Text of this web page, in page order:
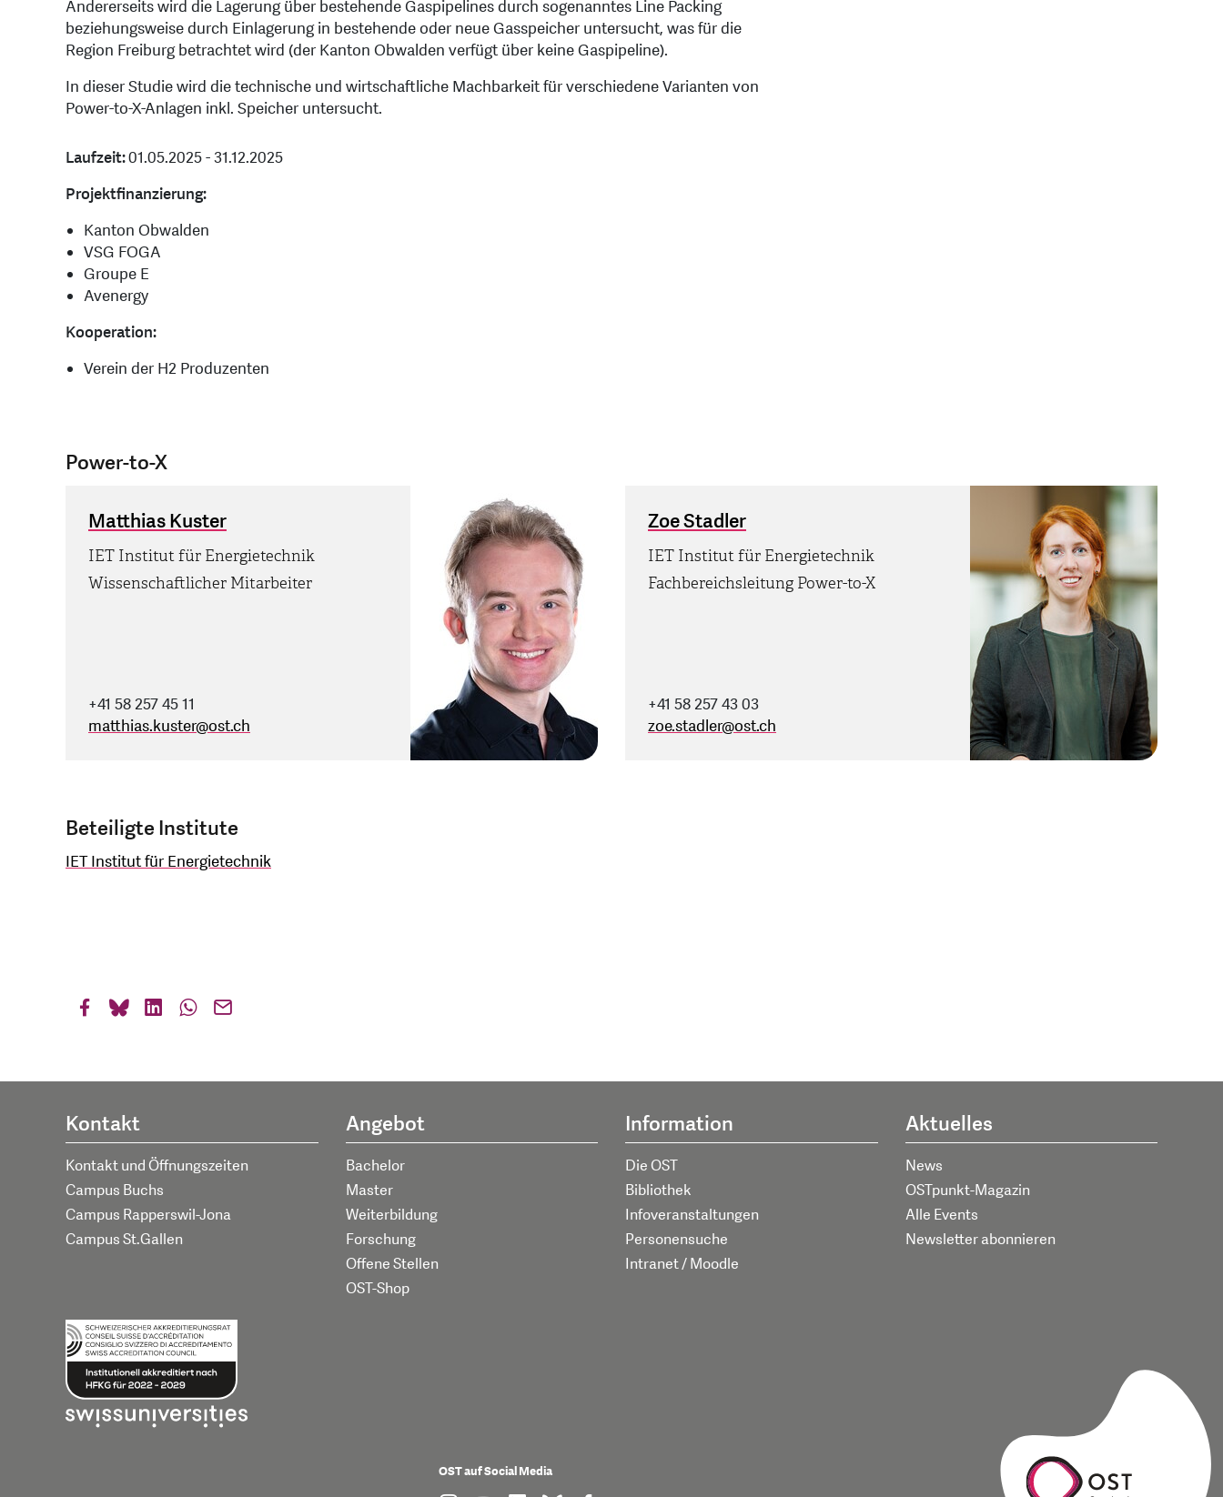
Andererseits wird die Lagerung über bestehende Gaspipelines durch sogenanntes Line Packing
beziehungsweise durch Einlagerung in bestehende oder neue Gasspeicher untersucht, was für die
Region Freiburg betrachtet wird (der Kanton Obwalden verfügt über keine Gaspipeline).
In dieser Studie wird die technische und wirtschaftliche Machbarkeit für verschiedene Varianten von
Power-to-X-Anlagen inkl. Speicher untersucht.
Laufzeit:01.05.2025 - 31.12.2025
Projektfinanzierung:
Kanton Obwalden
VSG FOGA
Groupe E
Avenergy
Kooperation:
Verein der H2 Produzenten
Power-to-X
Matthias Kuster
IET Institut für Energietechnik
Wissenschaftlicher Mitarbeiter
+41 58 257 45 11
matthias.kuster@ost.ch
Zoe Stadler
IET Institut für Energietechnik
Fachbereichsleitung Power-to-X
+41 58 257 43 03
zoe.stadler@ost.ch
Beteiligte Institute
IET Institut für Energietechnik
Kontakt
Kontakt und Öffnungszeiten
Campus Buchs
Campus Rapperswil-Jona
Campus St.Gallen
Angebot
Bachelor
Master
Weiterbildung
Forschung
Offene Stellen
OST-Shop
Information
Die OST
Bibliothek
Infoveranstaltungen
Personensuche
Intranet / Moodle
Aktuelles
News
OSTpunkt-Magazin
Alle Events
Newsletter abonnieren
OST auf Social Media